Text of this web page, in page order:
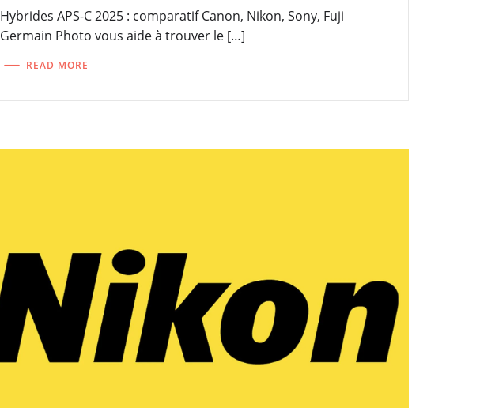
Hybrides APS-C 2025 : comparatif Canon, Nikon, Sony, Fuji
Germain Photo vous aide à trouver le […]
READ MORE